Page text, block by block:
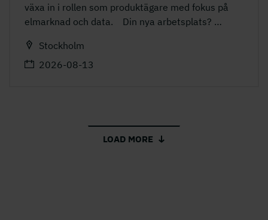
växa in i rollen som produktägare med fokus på
elmarknad och data. Din nya arbetsplats? …
Stockholm
2026-08-13
LOAD MORE